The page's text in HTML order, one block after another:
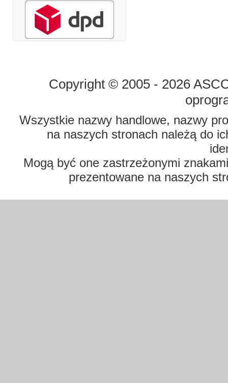
Copyright © 2005 - 2026
Wszystkie nazwy handlowe, nazwy
na naszych stronach należą do
Mogą być one zastrzeżonymi
prezentowane na naszych